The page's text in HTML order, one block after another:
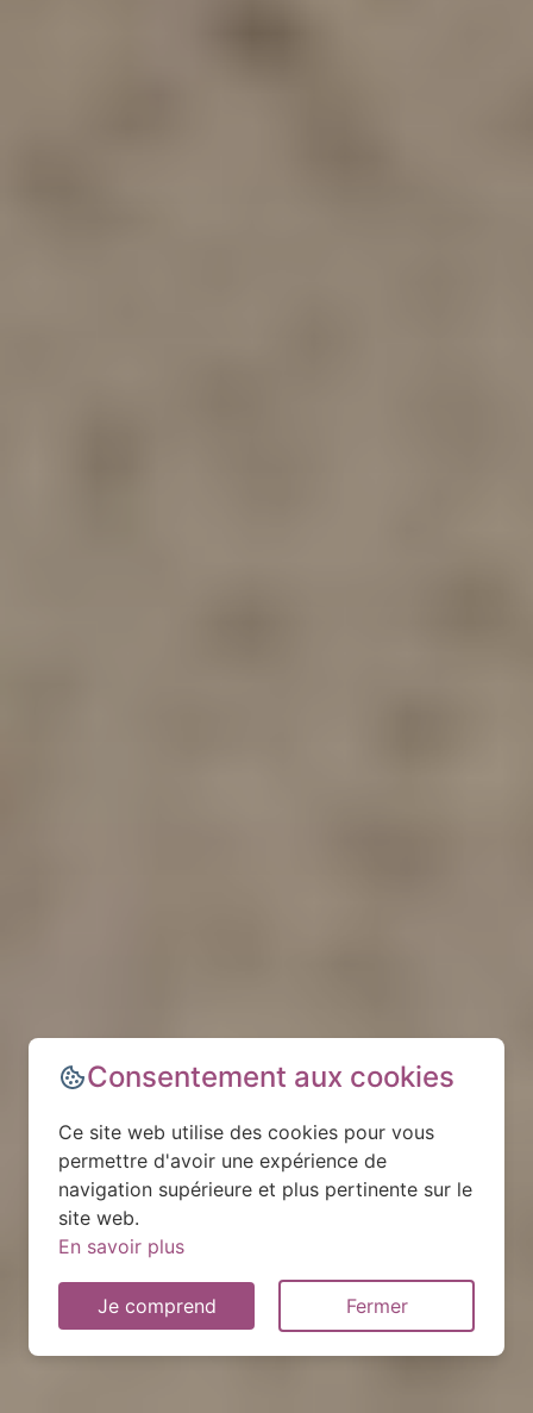
Consentement aux cookies
Ce site web utilise des cookies pour vous
permettre d'avoir une expérience de
navigation supérieure et plus pertinente sur le
site web.
En savoir plus
Je comprend Fermer